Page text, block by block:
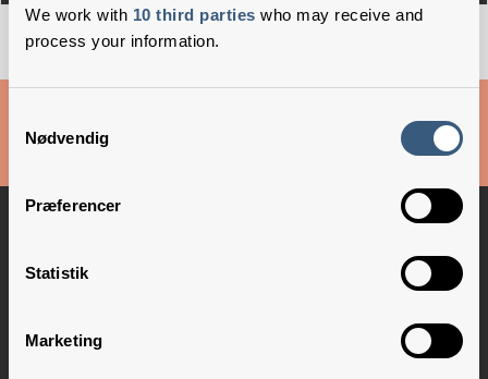
We work with 10 third parties who may receive and
process your information.
Nødvendig
Præferencer
Statistik
Marketing